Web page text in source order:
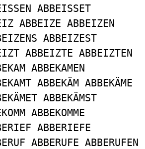
ABBEISSET
ABBEIZE ABBEIZEN
ABBEIZEST
ABBEIZTE ABBEIZTEN
ABBEKAMEN
ABBEKÄM ABBEKÄME
ABBEKÄMST
ABBEKOMME
ABBERIEFE
ABBERUFE ABBERUFEN